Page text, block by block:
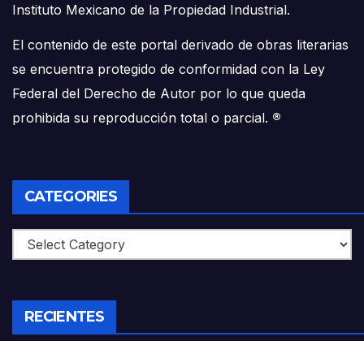
Instituto Mexicano de la Propiedad Industrial.
El contenido de este portal derivado de obras literarias
se encuentra protegido de conformidad con la Ley
Federal del Derecho de Autor por lo que queda
prohibida su reproducción total o parcial. ®
CATEGORIES
Categories
RECIENTES